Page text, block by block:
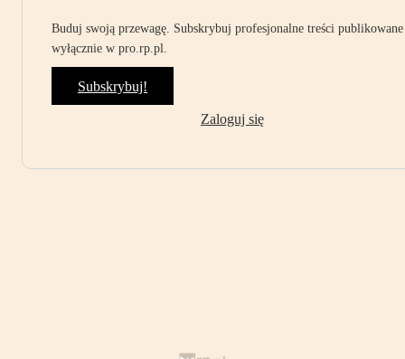
Buduj swoją przewagę. Subskrybuj profesjonalne treści publikowane
wyłącznie w pro.rp.pl.
Subskrybuj!
Zaloguj się